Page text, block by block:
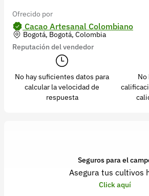
Ofrecido por
Cacao Artesanal Colombiano
Bogotá, Bogotá, Colombia
Reputación del vendedor
No hay suficientes datos para
calcular la velocidad de
respuesta
No
Seguros para el
Asegura tus cultivos
Click aquí
© 2026 Croper.com Todos los derechos
Versión 5.45.0
Síguenos